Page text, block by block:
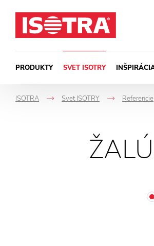
PRODUKTY SVET ISOTRY
ISOTRA
->
Svet ISOTRY
->
Referencie